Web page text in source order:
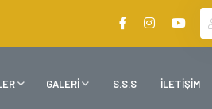
GALERİ S.S.S İLETİŞİM